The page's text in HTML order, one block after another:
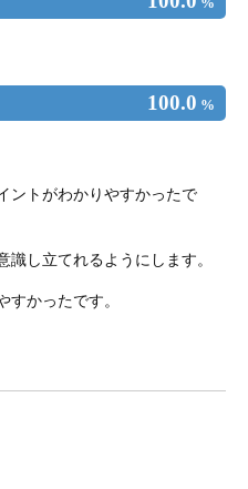
100.0 %
ントがわかりやすかったで
し立てれるようにします。
かったです。